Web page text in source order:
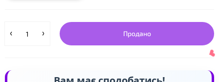
Продано